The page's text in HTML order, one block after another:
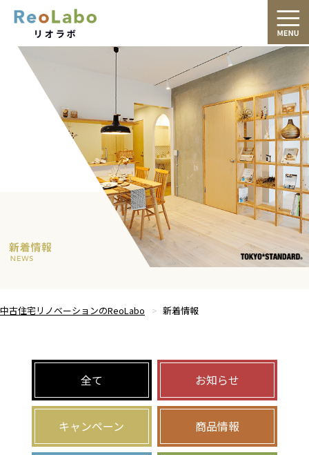
中古住宅リノベーションのReoLabo 新着情報
全て お知らせ
キャンペーン 商品情報